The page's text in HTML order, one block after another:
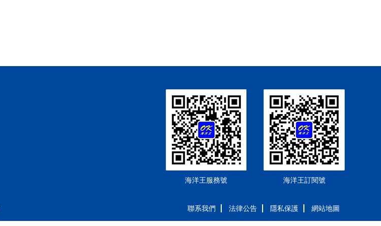
海洋王服務號 海洋王訂閱號
聯系我們 法律公告 隱私保護 網站地圖